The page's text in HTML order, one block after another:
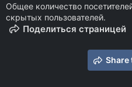
Общее количество
скрытых пользователей.
Поделиться страницей
Share